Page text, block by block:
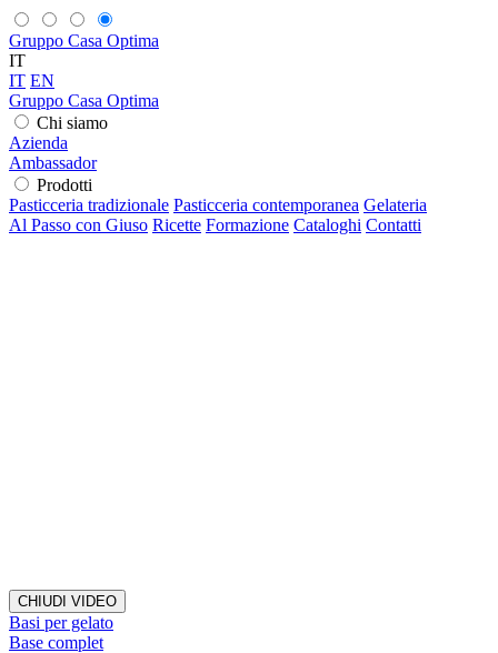
Gruppo Casa Optima
IT
IT EN
Gruppo Casa Optima
Chi siamo
Azienda
Ambassador
Prodotti
Pasticceria tradizionale Pasticceria contemporanea Gelateria
Al Passo con Giuso Ricette Formazione Cataloghi Contatti
CHIUDI VIDEO
Basi per gelato
Base complet